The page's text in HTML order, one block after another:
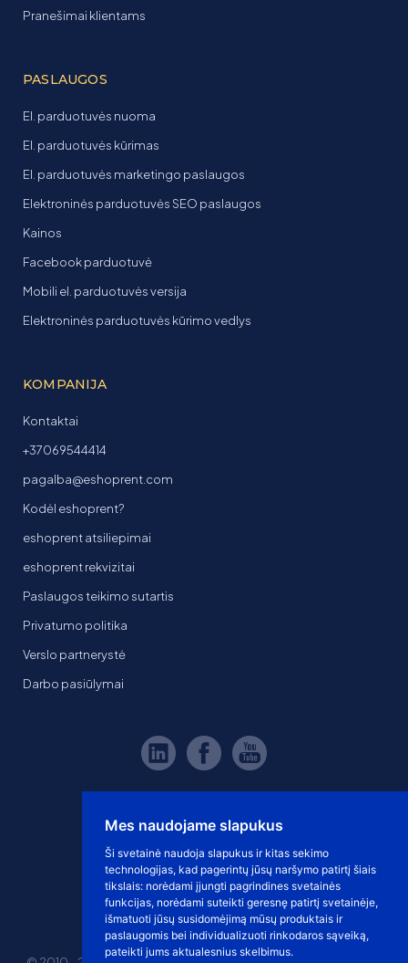
Mes naudojame slapukus
Ši svetainė naudoja slapukus ir kitas sekimo
technologijas, kad pagerintų jūsų naršymo patirtį šiais
tikslais: norėdami įjungti pagrindines svetainės
funkcijas, norėdami suteikti geresnę patirtį svetainėje,
išmatuoti jūsų susidomėjimą mūsų produktais ir
paslaugomis bei individualizuoti rinkodaros sąveiką,
pateikti jums aktualesnius skelbimus.
Pranešimai klientams
PASLAUGOS
El. parduotuvės nuoma
El. parduotuvės kūrimas
El. parduotuvės marketingo paslaugos
Elektroninės parduotuvės SEO paslaugos
Kainos
Facebook parduotuvė
Mobili el. parduotuvės versija
Elektroninės parduotuvės kūrimo vedlys
KOMPANIJA
Kontaktai
+37069544414
pagalba@eshoprent.com
Kodėl eshoprent?
eshoprent atsiliepimai
eshoprent rekvizitai
Paslaugos teikimo sutartis
Privatumo politika
Verslo partnerystė
Darbo pasiūlymai